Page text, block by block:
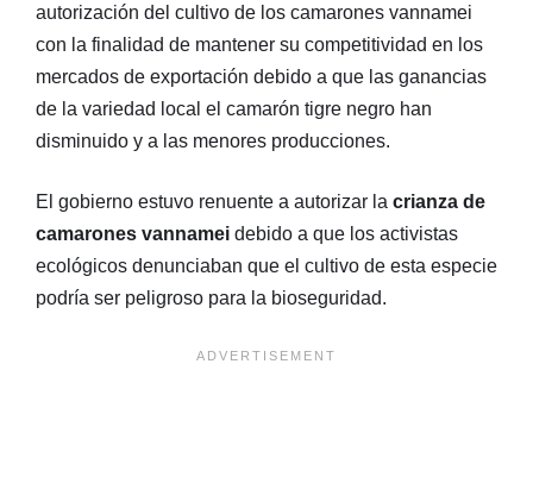
autorización del cultivo de los camarones vannamei
con la finalidad de mantener su competitividad en los
mercados de exportación debido a que las ganancias
de la variedad local el camarón tigre negro han
disminuido y a las menores producciones.
El gobierno estuvo renuente a autorizar la crianza de
camarones vannamei debido a que los activistas
ecológicos denunciaban que el cultivo de esta especie
podría ser peligroso para la bioseguridad.